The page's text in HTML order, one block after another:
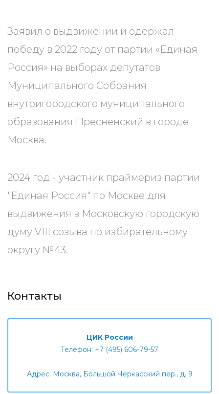
Заявил о выдвижении и одержал
победу в 2022 году от партии «Единая
Россия» на выборах депутатов
Муниципального Собрания
внутригородского муниципального
образования Пресненский в городе
Москва.
2024 год - участник праймериз партии
"Единая Россия" по Москве для
выдвижения в Московскую городскую
думу VIII созыва по избирательному
округу №43.
Контакты
ЦИК России
Телефон: +7 (495) 606-79-57
Адрес: Москва, Большой Черкасский пер., д. 9